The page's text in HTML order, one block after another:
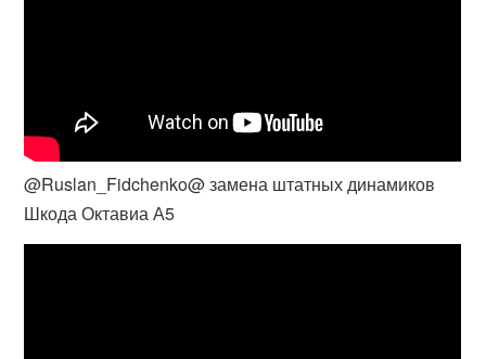
@Ruslan_Fidchenko@ замена штатных динамиков
Шкода Октавиа А5